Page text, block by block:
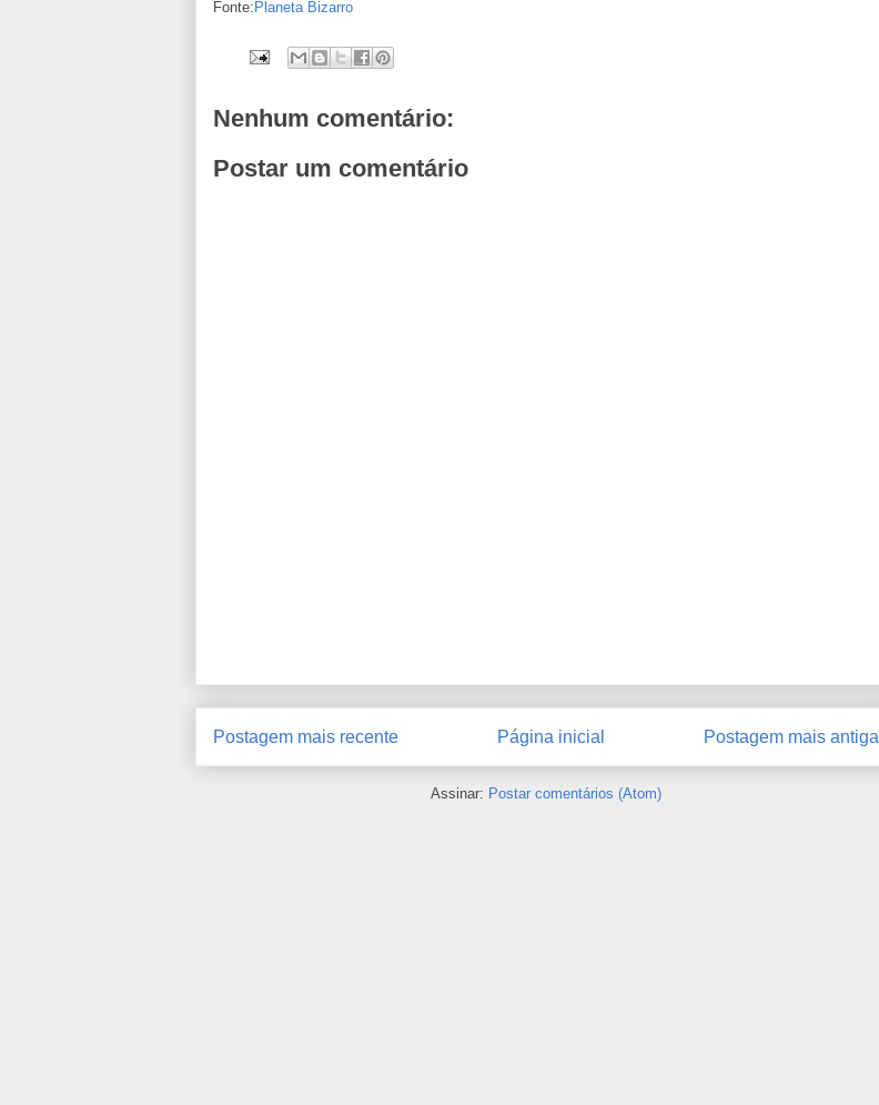
Fonte: Planeta Bizarro
Nenhum comentário:
Postar um comentário
Postagem mais recente Postagem mais antiga
Página inicial
Assinar: Postar comentários (Atom)